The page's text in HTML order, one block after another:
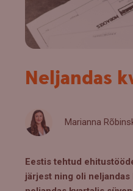
Neljandas
Marianna
Eestis tehtud
järjest ning oli neljandas